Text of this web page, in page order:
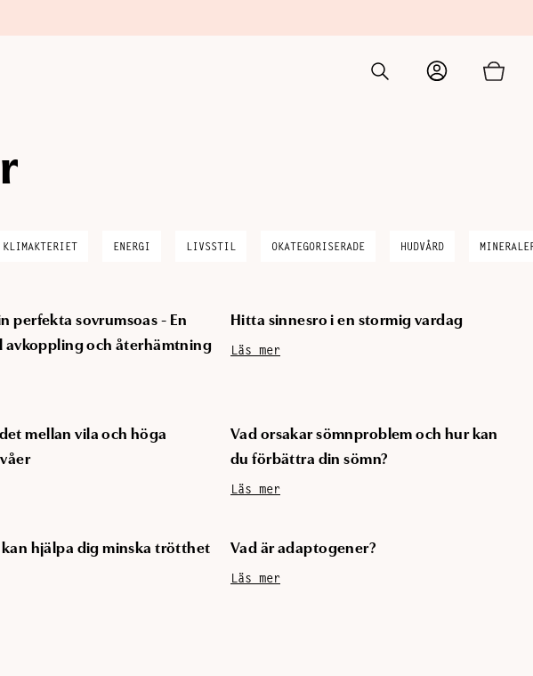
KLIMAKTERIET ENERGI LIVSSTIL OKATEGORISERADE HUDVÅRD
perfekta sovrumsoas - En
avkoppling och återhämtning
Hitta sinnesro i en stormig vardag
Läs mer
mellan vila och höga
Vad orsakar sömnproblem och hur kan
du förbättra din sömn?
Läs mer
kan hjälpa dig minska trötthet Vad är adaptogener?
Läs mer